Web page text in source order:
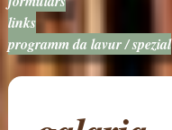
links
programm da lavur / spezial